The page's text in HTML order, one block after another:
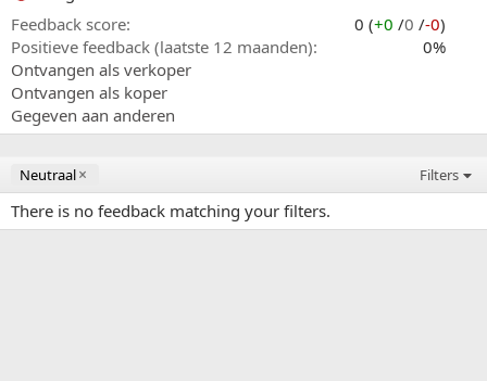
Feedback score
0 (+0 /0 /-0)
Positieve feedback (laatste 12 maanden)
0%
Ontvangen als verkoper
Ontvangen als koper
Gegeven aan anderen
Neutraal Filters
There is no feedback matching your filters.